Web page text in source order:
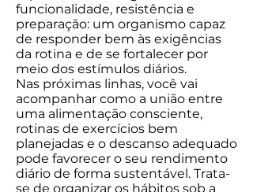
funcionalidade, resistência e
preparação: um organismo capaz
de responder bem às exigências
da rotina e de se fortalecer por
meio dos estímulos diários.
Nas próximas linhas, você vai
acompanhar como a união entre
uma alimentação consciente,
rotinas de exercícios bem
planejadas e o descanso adequado
pode favorecer o seu rendimento
diário de forma sustentável. Trata-
se de organizar os hábitos sob a